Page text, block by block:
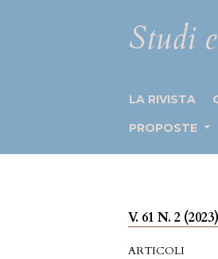
Studi
LA RIVISTA
PROPOSTE
V. 61 N. 2 (2023)
ARTICOLI